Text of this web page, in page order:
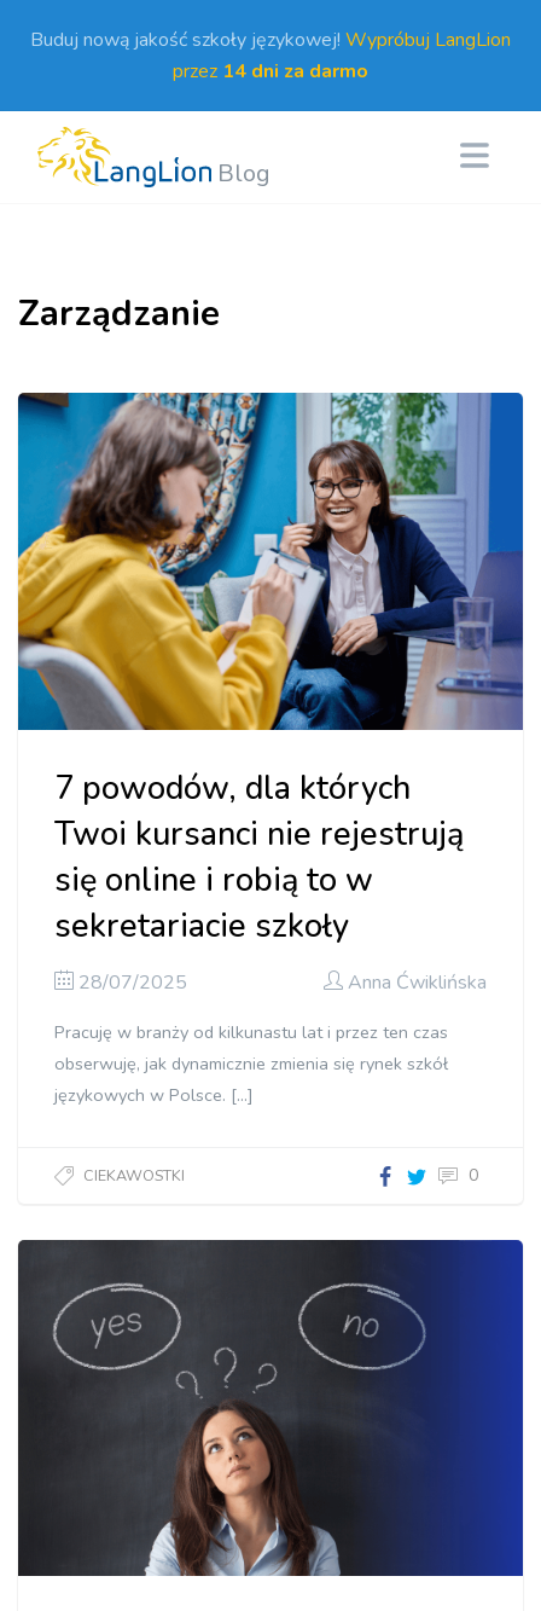
Buduj nową jakość szkoły językowej! Wypróbuj LangLion
przez 14 dni za darmo
Blog
Zarządzanie
7 powodów, dla których
Twoi kursanci nie rejestrują
się online i robią to w
sekretariacie szkoły
28/07/2025 Anna Ćwiklińska
Pracuję w branży od kilkunastu lat i przez ten czas
obserwuję, jak dynamicznie zmienia się rynek szkół
językowych w Polsce. […]
CIEKAWOSTKI 0